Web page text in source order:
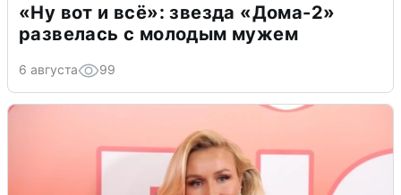
«Ну вот и всё»: звезда «Дома-2»
развелась с молодым мужем
6 августа 99